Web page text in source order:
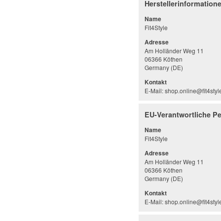
Name
Fit4Style
Adresse
Am Holländer Weg 11
06366 Köthen
Germany (DE)
Kontakt
E-Mail:
EU-Verantwortliche
Name
Fit4Style
Adresse
Am Holländer Weg 11
06366 Köthen
Germany (DE)
Kontakt
E-Mail: